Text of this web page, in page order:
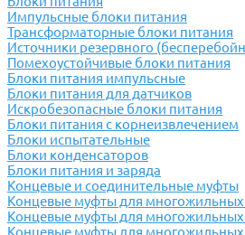
Импульсные блоки питания
Трансформаторные блоки питания
Источники резервного
Помехоустойчивые блоки питания
Блоки питания импульсные
Блоки питания для датчиков
Искробезопасные блоки питания
Блоки питания с корнеизвлечением
Блоки испытательные
Блоки конденсаторов
Блоки питания и заряда
Концевые и соединительные муфты
Концевые муфты для многожильных
Концевые муфты для многожильных
Концевые муфты для многожильных